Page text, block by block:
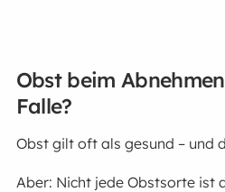
Obst beim
Falle?
Obst gilt oft als gesund – und
Aber: Nicht jede Obstsorte ist